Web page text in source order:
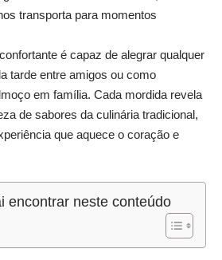
transporta para momentos
é capaz de alegrar qualquer
tarde entre amigos ou como
em família. Cada mordida revela
de sabores da culinária tradicional,
que aquece o coração e
encontrar neste conteúdo